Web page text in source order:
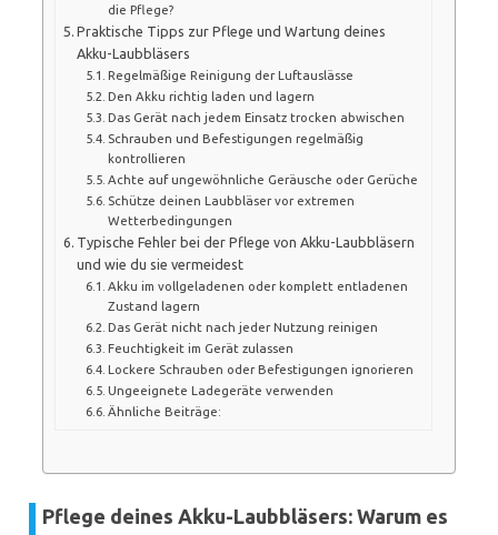
die Pflege?
Praktische Tipps zur Pflege und Wartung deines
Akku-Laubbläsers
Regelmäßige Reinigung der Luftauslässe
Den Akku richtig laden und lagern
Das Gerät nach jedem Einsatz trocken abwischen
Schrauben und Befestigungen regelmäßig
kontrollieren
Achte auf ungewöhnliche Geräusche oder Gerüche
Schütze deinen Laubbläser vor extremen
Wetterbedingungen
Typische Fehler bei der Pflege von Akku-Laubbläsern
und wie du sie vermeidest
Akku im vollgeladenen oder komplett entladenen
Zustand lagern
Das Gerät nicht nach jeder Nutzung reinigen
Feuchtigkeit im Gerät zulassen
Lockere Schrauben oder Befestigungen ignorieren
Ungeeignete Ladegeräte verwenden
Ähnliche Beiträge:
Pflege deines Akku-Laubbläsers: Warum es